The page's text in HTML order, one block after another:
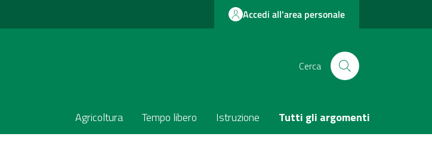
Accedi all'area personale
Cerca
Agricoltura Tempo libero Istruzione Tutti gli argomenti